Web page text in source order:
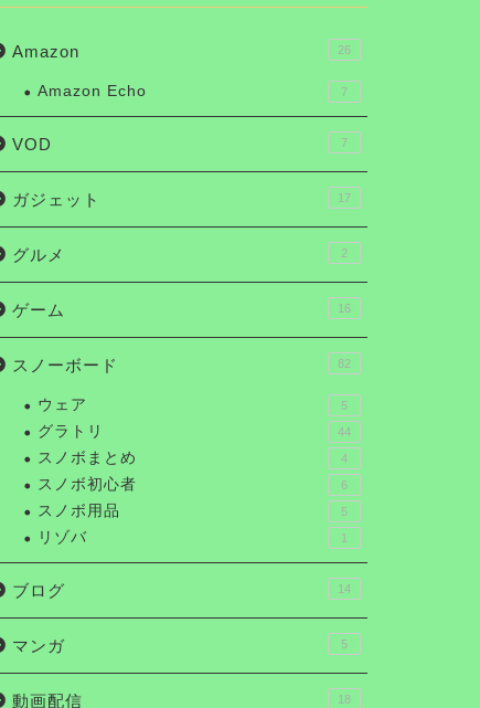
Amazon 26
Amazon Echo 7
VOD 7
ガジェット 17
グルメ 2
ゲーム 16
スノーボード 82
ウェア 5
グラトリ 44
スノボまとめ 4
スノボ初心者 6
スノボ用品 5
リゾバ 1
ブログ 14
マンガ 5
動画配信 18